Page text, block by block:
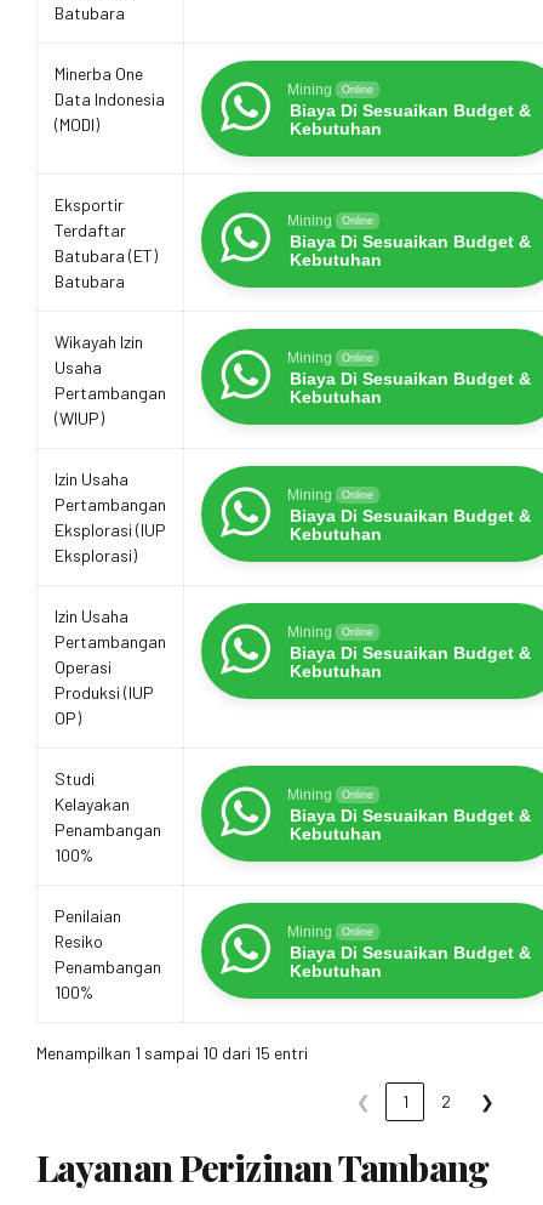
Batubara
Minerba One
Data Indonesia
(MODI)
Mining Online
Biaya Di Sesuaikan Budget &
Kebutuhan
Eksportir
Terdaftar
Batubara (ET)
Batubara
Mining Online
Biaya Di Sesuaikan Budget &
Kebutuhan
Wikayah Izin
Usaha
Pertambangan
(WIUP)
Mining Online
Biaya Di Sesuaikan Budget &
Kebutuhan
Izin Usaha
Pertambangan
Eksplorasi (IUP
Eksplorasi)
Mining Online
Biaya Di Sesuaikan Budget &
Kebutuhan
Izin Usaha
Pertambangan
Operasi
Produksi (IUP
OP)
Mining Online
Biaya Di Sesuaikan Budget &
Kebutuhan
Studi
Kelayakan
Penambangan
100%
Mining Online
Biaya Di Sesuaikan Budget &
Kebutuhan
Penilaian
Resiko
Penambangan
100%
Mining Online
Biaya Di Sesuaikan Budget &
Kebutuhan
Menampilkan 1 sampai 10 dari 15 entri
❮ 1 2 ❯
Layanan Perizinan Tambang